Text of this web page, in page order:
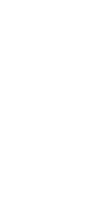
rozwój dziecka w